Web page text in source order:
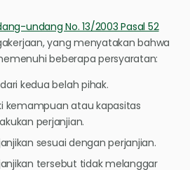
undang No. 13/2003 Pasal 52
yang menyatakan bahwa
beberapa persyaratan:
kedua belah pihak.
kemampuan atau kapasitas
perjanjian.
sesuai dengan perjanjian.
tersebut tidak melanggar